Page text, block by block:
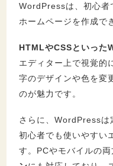
WordPressは、初心者
ホームページを作成で
HTMLやCSSといった
エディター上で視覚的
字のデザインや色を変
のが魅力です。
さらに、WordPressは
初心者でも使いやすい
す。PCやモバイルの